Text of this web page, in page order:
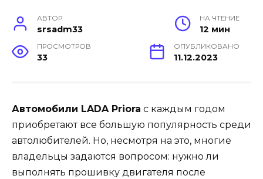
АВТОР
srsadm33
НА ЧТЕНИЕ
12 мин
ПРОСМОТРОВ
33
ОПУБЛИКОВАНО
11.12.2023
Автомобили LADA Priora с каждым годом
приобретают все большую популярность среди
автолюбителей. Но, несмотря на это, многие
владельцы задаются вопросом: нужно ли
выполнять прошивку двигателя после